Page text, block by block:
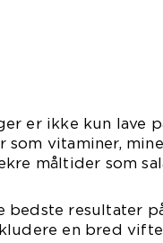
er ikke kun lave
vitaminer,
måltider som
bedste resultater
en bred